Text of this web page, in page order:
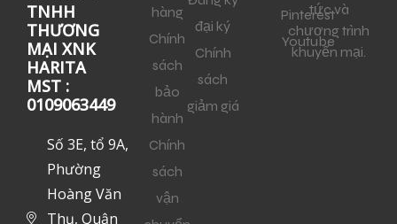
TNHH
THƯƠNG
MẠI XNK
HARITA
MST :
0109063449
Số 3E, tổ 9A,
Phường
Hoàng Văn
Thụ, Quận
hàng
Chính
sách
bảo
hành
Chính
sách
vận
đại ký
Chính
sách
giảm giá
Pinterest
Youtube
tức và
chương trình
khuyến mại.